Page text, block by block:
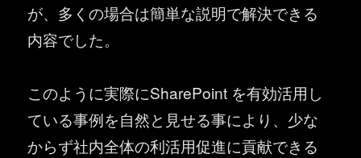
が、多くの場合は簡単な説明で解決できる
内容でした。
このように実際にSharePoint を有効活用し
ている事例を自然と見せる事により、少な
からず社内全体の利活用促進に貢献できる